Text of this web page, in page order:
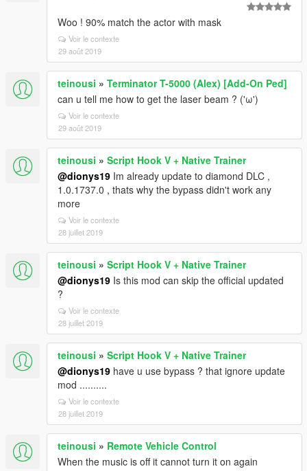
Woo ! 90% match the actor with mask
Voir le contexte
29 août 2019
teinousi » Terminator T-5000 (Alex) [Add-On Ped]
can u tell me how to get the laser beam ? ('ω')
Voir le contexte
29 août 2019
teinousi » Script Hook V + Native Trainer
@dionys19 Im already update to diamond DLC ,
1.0.1737.0 , thats why the bypass didn't work any
more
Voir le contexte
28 juillet 2019
teinousi » Script Hook V + Native Trainer
@dionys19 Is this mod can skip the official updated
?
Voir le contexte
28 juillet 2019
teinousi » Script Hook V + Native Trainer
@dionys19 have u use bypass ? that ignore update
mod ..........
Voir le contexte
28 juillet 2019
teinousi » Remote Vehicle Control
When the music is off it cannot turn it on again